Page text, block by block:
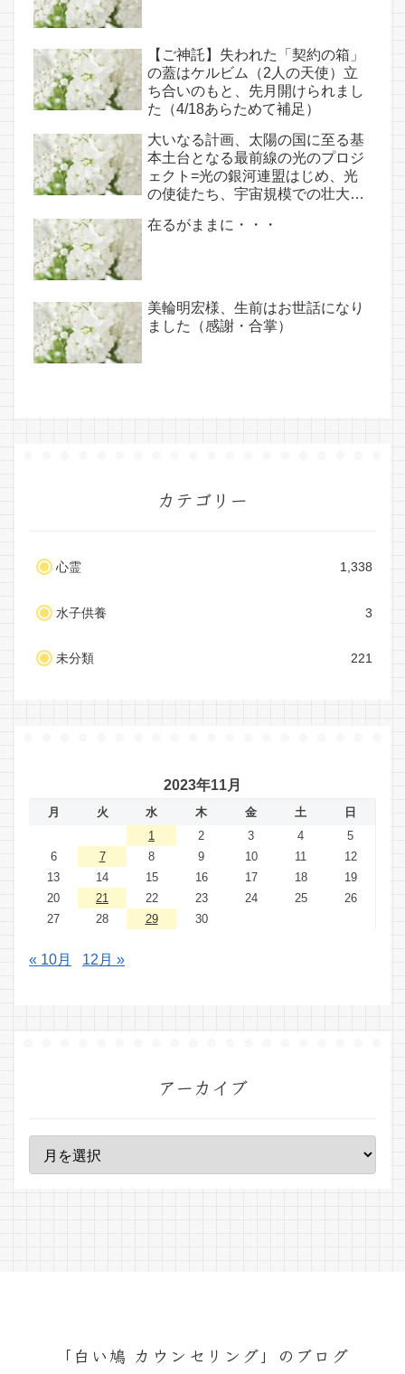
【ご神託】失われた「契約の箱」
の蓋はケルビム（2人の天使）立
ち合いのもと、先月開けられまし
た（4/18あらためて補足）
大いなる計画、太陽の国に至る基
本土台となる最前線の光のプロジ
ェクト=光の銀河連盟はじめ、光
の使徒たち、宇宙規模での壮大な
(6/26・28追記あり）
在るがままに・・・
美輪明宏様、生前はお世話になり
ました（感謝・合掌）
カテゴリー
心霊 1,338
水子供養 3
未分類 221
2023年11月
月 火 水 木 金 土
日
1
2 3 4
5
6
7 8 9 10 11
12
13
14 15 16 17 18
19
20
21 22 23 24 25
26
27
28 29 30
« 10月 12月 »
アーカイブ
「白い鳩 カウンセリング」のブログ